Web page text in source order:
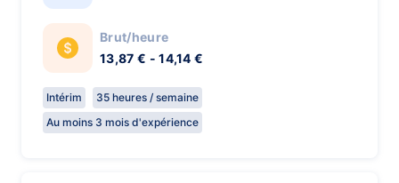
Brut/heure
13,87 € - 14,14 €
Intérim
35 heures / semaine
Au moins 3 mois d'expérience